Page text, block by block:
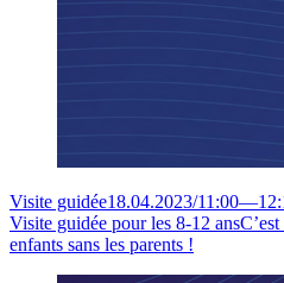
Visite guidée18.04.2023/11:00—
Visite guidée pour les 8-12 ans
enfants sans les parents !